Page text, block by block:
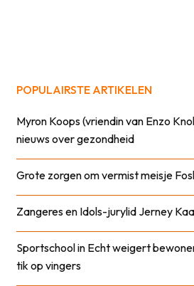
POPULAIRSTE ARTIKELEN
Myron Koops (vriendin van Enzo
nieuws over gezondheid
Grote zorgen om vermist meisje
Zangeres en Idols-jurylid Jerney
Sportschool in Echt weigert
tik op vingers